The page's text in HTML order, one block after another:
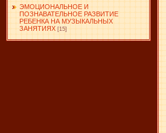
ЭМОЦИОНАЛЬНОЕ И
ПОЗНАВАТЕЛЬНОЕ РАЗВИТИЕ
РЕБЕНКА НА МУЗЫКАЛЬНЫХ
ЗАНЯТИЯХ [15]